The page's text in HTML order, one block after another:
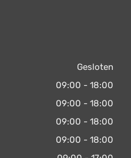
Gesloten
09:00 - 18:00
09:00 - 18:00
09:00 - 18:00
09:00 - 18:00